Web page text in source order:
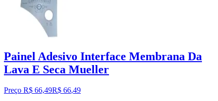
Painel Adesivo Interface Membrana Da
Lava E Seca Mueller
Preço R$ 66,49R$ 66,49